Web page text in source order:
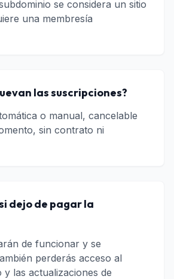
se considera un sitio
una membresía
las suscripciones?
o manual, cancelable
sin contrato ni
dejo de pagar la
de funcionar y se
perderás acceso al
las actualizaciones de